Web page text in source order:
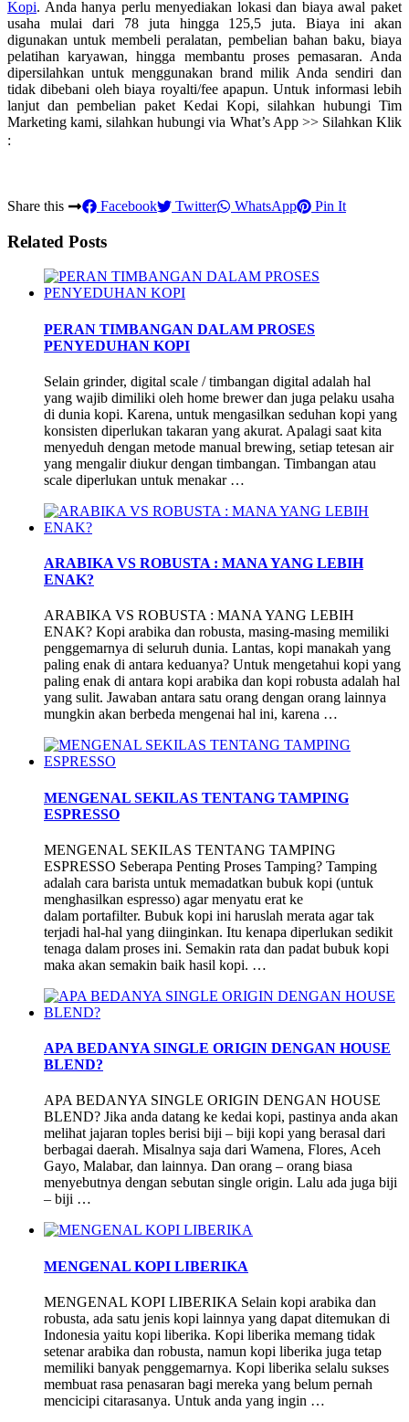
Kopi. Anda hanya perlu menyediakan lokasi dan biaya awal paket
usaha mulai dari 78 juta hingga 125,5 juta. Biaya ini akan
digunakan untuk membeli peralatan, pembelian bahan baku, biaya
pelatihan karyawan, hingga membantu proses pemasaran. Anda
dipersilahkan untuk menggunakan brand milik Anda sendiri dan
tidak dibebani oleh biaya royalti/fee apapun. Untuk informasi lebih
lanjut dan pembelian paket Kedai Kopi, silahkan hubungi Tim
Marketing kami, silahkan hubungi via What’s App >> Silahkan Klik
:
Share this Facebook Twitter WhatsApp Pin It
Related Posts
PERAN TIMBANGAN DALAM PROSES
PENYEDUHAN KOPI
Selain grinder, digital scale / timbangan digital adalah hal
yang wajib dimiliki oleh home brewer dan juga pelaku usaha
di dunia kopi. Karena, untuk mengasilkan seduhan kopi yang
konsisten diperlukan takaran yang akurat. Apalagi saat kita
menyeduh dengan metode manual brewing, setiap tetesan air
yang mengalir diukur dengan timbangan. Timbangan atau
scale diperlukan untuk menakar …
ARABIKA VS ROBUSTA : MANA YANG LEBIH
ENAK?
ARABIKA VS ROBUSTA : MANA YANG LEBIH
ENAK? Kopi arabika dan robusta, masing-masing memiliki
penggemarnya di seluruh dunia. Lantas, kopi manakah yang
paling enak di antara keduanya? Untuk mengetahui kopi yang
paling enak di antara kopi arabika dan kopi robusta adalah hal
yang sulit. Jawaban antara satu orang dengan orang lainnya
mungkin akan berbeda mengenai hal ini, karena …
MENGENAL SEKILAS TENTANG TAMPING
ESPRESSO
MENGENAL SEKILAS TENTANG TAMPING
ESPRESSO Seberapa Penting Proses Tamping? Tamping
adalah cara barista untuk memadatkan bubuk kopi (untuk
menghasilkan espresso) agar menyatu erat ke
dalam portafilter. Bubuk kopi ini haruslah merata agar tak
terjadi hal-hal yang diinginkan. Itu kenapa diperlukan sedikit
tenaga dalam proses ini. Semakin rata dan padat bubuk kopi
maka akan semakin baik hasil kopi. …
APA BEDANYA SINGLE ORIGIN DENGAN HOUSE
BLEND?
APA BEDANYA SINGLE ORIGIN DENGAN HOUSE
BLEND? Jika anda datang ke kedai kopi, pastinya anda akan
melihat jajaran toples berisi biji – biji kopi yang berasal dari
berbagai daerah. Misalnya saja dari Wamena, Flores, Aceh
Gayo, Malabar, dan lainnya. Dan orang – orang biasa
menyebutnya dengan sebutan single origin. Lalu ada juga biji
– biji …
MENGENAL KOPI LIBERIKA
MENGENAL KOPI LIBERIKA Selain kopi arabika dan
robusta, ada satu jenis kopi lainnya yang dapat ditemukan di
Indonesia yaitu kopi liberika. Kopi liberika memang tidak
setenar arabika dan robusta, namun kopi liberika juga tetap
memiliki banyak penggemarnya. Kopi liberika selalu sukses
membuat rasa penasaran bagi mereka yang belum pernah
mencicipi citarasanya. Untuk anda yang ingin …